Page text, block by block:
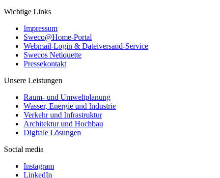
Wichtige Links
Impressum
Sweco@Home-Portal
Webmail-Login & Dateiversand-Service
Swecos Netiquette
Pressekontakt
Unsere Leistungen
Raum- und Umweltplanung
Wasser, Energie und Industrie
Verkehr und Infrastruktur
Architektur und Hochbau
Digitale Lösungen
Social media
Instagram
LinkedIn